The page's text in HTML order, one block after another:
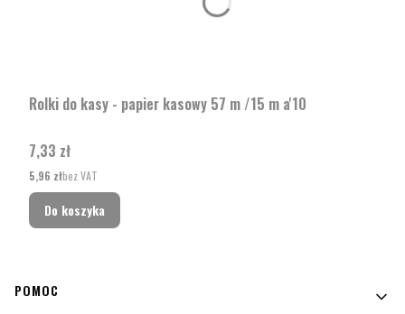
Rolki do kasy - papier kasowy 57 m /15 m a'10
Cena
7,33 zł
Cena
5,96 złbez VAT
Do koszyka
Linki w stopce
POMOC